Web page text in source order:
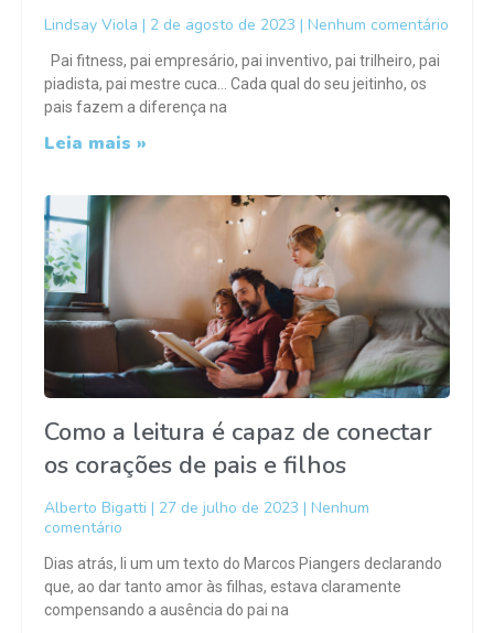
Lindsay Viola 2 de agosto de 2023 Nenhum comentário
Pai fitness, pai empresário, pai inventivo, pai trilheiro, pai
piadista, pai mestre cuca… Cada qual do seu jeitinho, os
pais fazem a diferença na
Leia mais »
Como a leitura é capaz de conectar
os corações de pais e filhos
Alberto Bigatti 27 de julho de 2023
Nenhum
comentário
Dias atrás, li um um texto do Marcos Piangers declarando
que, ao dar tanto amor às filhas, estava claramente
compensando a ausência do pai na